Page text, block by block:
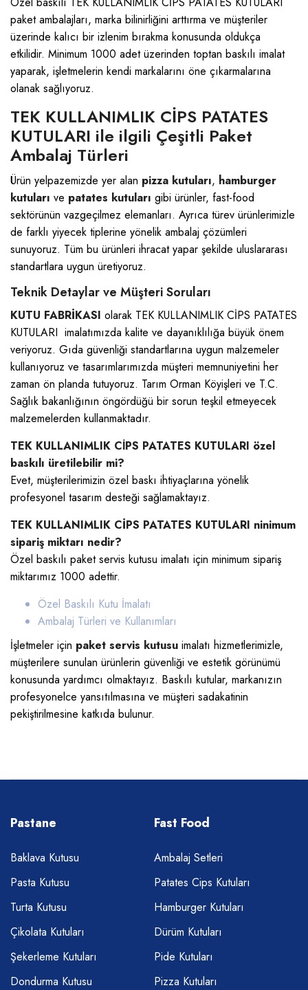
paket ambalajları, marka bilinirliğini arttırma ve müşteriler
üzerinde kalıcı bir izlenim bırakma konusunda oldukça
etkilidir. Minimum 1000 adet üzerinden toptan baskılı imalat
yaparak, işletmelerin kendi markalarını öne çıkarmalarına
olanak sağlıyoruz.
TEK KULLANIMLIK CİPS PATATES
KUTULARI ile ilgili Çeşitli Paket
Ambalaj Türleri
Ürün yelpazemizde yer alan pizza kutuları, hamburger
kutuları ve patates kutuları gibi ürünler, fast-food
sektörünün vazgeçilmez elemanları. Ayrıca türev ürünlerimizle
de farklı yiyecek tiplerine yönelik ambalaj çözümleri
sunuyoruz. Tüm bu ürünleri ihracat yapar şekilde uluslararası
standartlara uygun üretiyoruz.
Teknik Detaylar ve Müşteri Soruları
KUTU FABRİKASI olarak TEK KULLANIMLIK CİPS PATATES
KUTULARI imalatımızda kalite ve dayanıklılığa büyük önem
veriyoruz. Gıda güvenliği standartlarına uygun malzemeler
kullanıyoruz ve tasarımlarımızda müşteri memnuniyetini her
zaman ön planda tutuyoruz. Tarım Orman Köyişleri ve T.C.
Sağlık bakanlığının öngördüğü bir sorun teşkil etmeyecek
malzemelerden kullanmaktadır.
TEK KULLANIMLIK CİPS PATATES KUTULARI özel
baskılı üretilebilir mi?
Evet, müşterilerimizin özel baskı ihtiyaçlarına yönelik
profesyonel tasarım desteği sağlamaktayız.
TEK KULLANIMLIK CİPS PATATES KUTULARI ninimum
sipariş miktarı nedir?
Özel baskılı paket servis kutusu imalatı için minimum sipariş
miktarımız 1000 adettir.
Özel Baskılı Kutu İmalatı
Ambalaj Türleri ve Kullanımları
İşletmeler için paket servis kutusu imalatı hizmetlerimizle,
müşterilere sunulan ürünlerin güvenliği ve estetik görünümü
konusunda yardımcı olmaktayız. Baskılı kutular, markanızın
profesyonelce yansıtılmasına ve müşteri sadakatinin
pekiştirilmesine katkıda bulunur.
Pastane
Baklava Kutusu
Pasta Kutusu
Turta Kutusu
Çikolata Kutuları
Şekerleme Kutuları
Dondurma Kutusu
Fast Food
Ambalaj Setleri
Patates Cips Kutuları
Hamburger Kutuları
Dürüm Kutuları
Pide Kutuları
Pizza Kutuları